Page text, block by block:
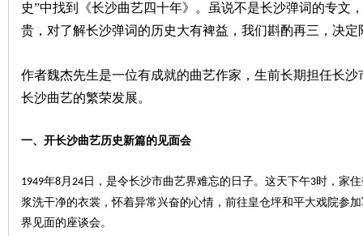
史”中找到《长沙曲艺四十年》。虽说不是长沙弹词的专文
贵，对了解长沙弹词的历史大有裨益 ，我们斟酌再三，决
作者魏杰先生是一位有成就的曲艺作家，生前长期担任长
长沙曲艺的繁荣发展。
一、 开长沙曲艺历史新篇的见面会
1949年8月 24 日，是令长沙市曲艺界难忘的日子。这天下午3时，家
浆洗干净的衣裳，怀着异常兴奋的心情，前往皇仓坪和平大戏院参
界见面的座谈会。